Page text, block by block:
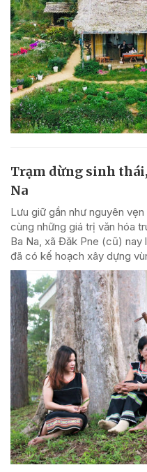
Trạm dừng sinh
Na
Lưu giữ gần như nguyên
cùng những giá trị văn hóa
Ba Na, xã Đăk Pne (cũ) nay
đã có kế hoạch xây dựng